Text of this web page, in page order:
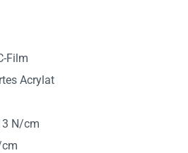
Film
Acrylat
N/cm